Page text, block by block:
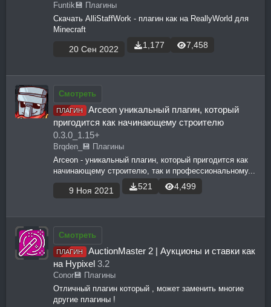
Funtik💾 Плагины
Скачать AlliStaffWork - плагин как на ReallyWorld для
Minecraft
20 Сен 2022 1,177 7,458
Смотреть
ПЛАГИН
Arceon уникальный плагин, который
пригодится как начинающему строителю
0.3.0_1.15+
Brqden_ 💾 Плагины
Arceon - уникальный плагин, который пригодится как
начинающему строителю, так и профессиональному...
9 Ноя 2021 521 4,499
Смотреть
ПЛАГИН
AuctionMaster 2 | Аукционы и ставки как
на Hypixel 3.2
Conor💾 Плагины
Отличный плагин который , может заменить многие
другие плагины !